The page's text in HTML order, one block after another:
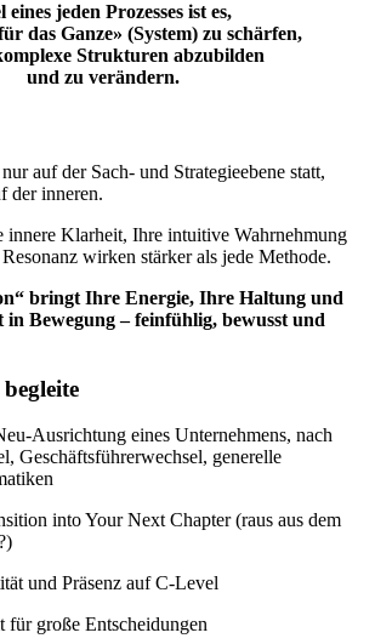
eines jeden Prozesses ist es,
das Ganze» (System) zu schärfen,
Strukturen abzubilden
und zu verändern.
auf der Sach- und Strategieebene statt,
der inneren.
innere Klarheit, Ihre intuitive Wahrnehmung
wirken stärker als jede Methode.
bringt Ihre Energie, Ihre Haltung und
Bewegung – feinfühlig, bewusst und
Ausrichtung eines Unternehmens, nach
Geschäftsführerwechsel, generelle
into Your Next Chapter (raus aus dem
und Präsenz auf C-Level
für große Entscheidungen